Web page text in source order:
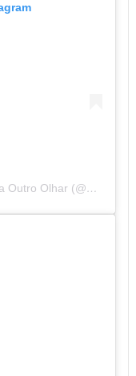
Um post compartilhado por Amargosa Outro Olhar (@amargosaoutroolhar)